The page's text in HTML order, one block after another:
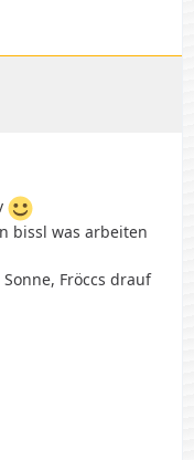
bissl was arbeiten
Fröccs drauf